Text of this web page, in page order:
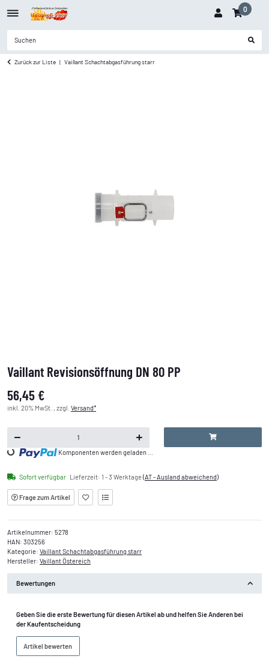
0
Zurück zur Liste Vaillant Schachtabgasführung starr
Vaillant Revisionsöffnung DN 80 PP
56,45 €
inkl. 20% MwSt. , zzgl. Versand*
Loading... Komponenten werden geladen ...
Sofort verfügbar Lieferzeit: 1 - 3 Werktage(AT - Ausland abweichend)
Frage zum Artikel
Artikelnummer: 5278
HAN: 303256
Kategorie: Vaillant Schachtabgasführung starr
Hersteller: Vaillant Östereich
Bewertungen
Geben Sie die erste Bewertung für diesen Artikel ab und helfen Sie Anderen bei
der Kaufentscheidung
Artikel bewerten